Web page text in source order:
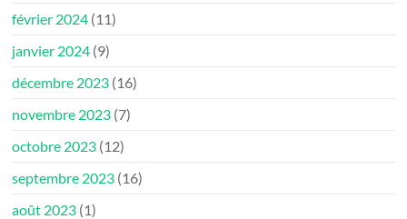
février 2024 (11)
janvier 2024 (9)
décembre 2023 (16)
novembre 2023 (7)
octobre 2023 (12)
septembre 2023 (16)
août 2023 (1)